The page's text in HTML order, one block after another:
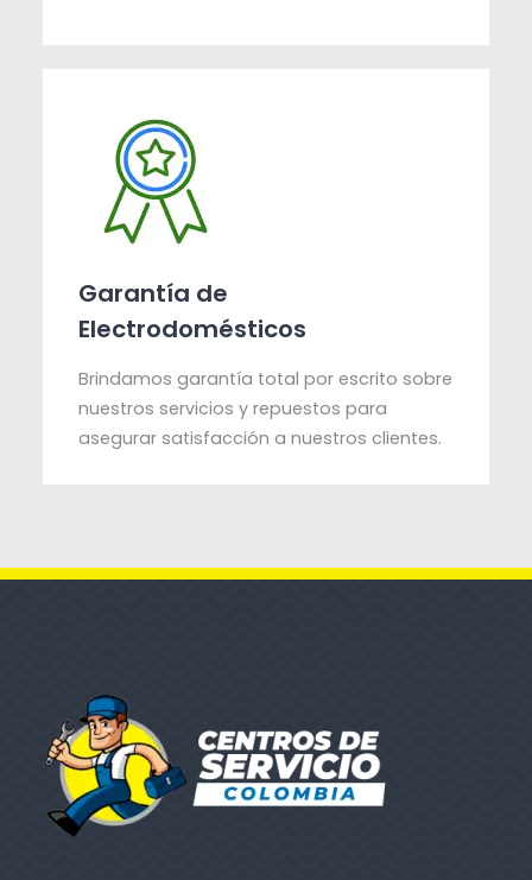
Garantía de
Electrodomésticos
Brindamos garantía total por escrito sobre
nuestros servicios y repuestos para
asegurar satisfacción a nuestros clientes.